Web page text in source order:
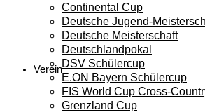
Verein
Continental Cup
Deutsche Jugend-
Deutsche Meisterschaft
Deutschlandpokal
DSV Schülercup
E.ON Bayern Schülercup
FIS World Cup Cross-
Grenzland Cup